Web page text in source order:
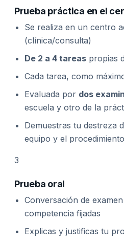
Prueba práctica en el
Se realiza en un centro
(clínica/consulta)
De 2 a 4 tareas propias
Cada tarea, como
Evaluada por dos
escuela y otro de la
Demuestras tu destreza
equipo y el procedimiento
3
Prueba oral
Conversación de
competencia fijadas
Explicas y justificas tu